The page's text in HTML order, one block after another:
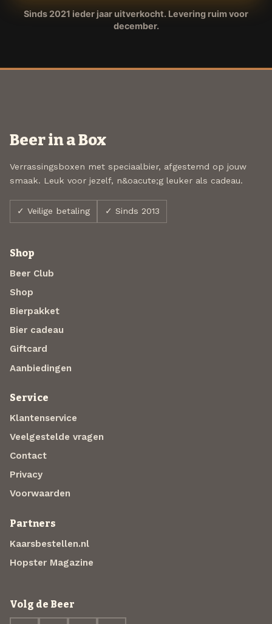
Sinds 2021 ieder jaar uitverkocht. Levering ruim voor
december.
Beer in a Box
Verrassingsboxen met speciaalbier, afgestemd op jouw
smaak. Leuk voor jezelf, n&oacute;g leuker als cadeau.
✓ Veilige betaling ✓ Sinds 2013
Shop
Beer Club
Shop
Bierpakket
Bier cadeau
Giftcard
Aanbiedingen
Service
Klantenservice
Veelgestelde vragen
Contact
Privacy
Voorwaarden
Partners
Kaarsbestellen.nl
Hopster Magazine
Volg de Beer